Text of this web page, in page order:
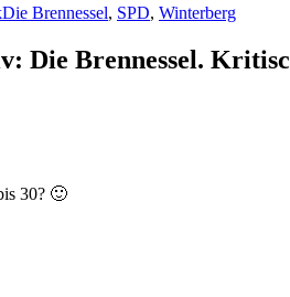
Schlagwörter
Die Brennessel, SPD, Winterberg
Die Brennessel.
30? 🙂